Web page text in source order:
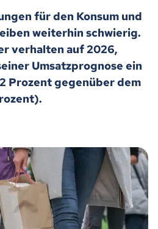
für den Konsum und
weiterhin schwierig.
verhalten auf 2026,
Umsatzprognose ein
Prozent gegenüber dem